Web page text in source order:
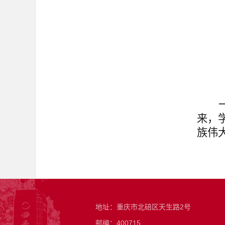
来，
族伟
地址：重庆市北碚区天生路2号
邮编：400715